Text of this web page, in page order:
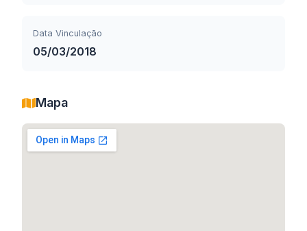
Data Vinculação
05/03/2018
Mapa